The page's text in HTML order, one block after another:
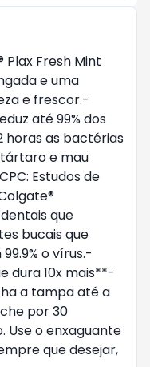
Plax Fresh Mint
e uma
e frescor.-
até 99% dos
horas as bactérias
e mau
Estudos de
que
bucais que
o vírus.-
dura 10x mais**-
a tampa até a
por 30
Use o enxaguante
que desejar,